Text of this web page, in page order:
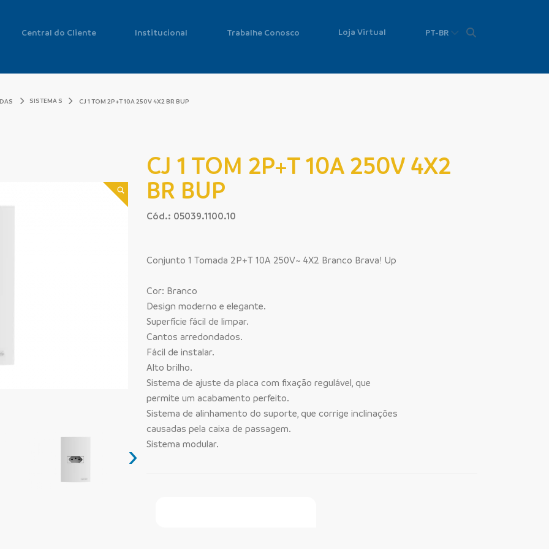
Central do Cliente Institucional Trabalhe Conosco Loja Virtual PT-BR
SISTEMA S CJ 1 TOM 2P+T 10A 250V 4X2 BR BUP
›
CJ 1 TOM 2P+T 10A 250V 4X2
BR BUP
Cód.: 05039.1100.10
Conjunto 1 Tomada 2P+T 10A 250V~ 4X2 Branco Brava! Up
Cor: Branco
Design moderno e elegante.
Superfície fácil de limpar.
Cantos arredondados.
Fácil de instalar.
Alto brilho.
Sistema de ajuste da placa com fixação regulável, que
permite um acabamento perfeito.
Sistema de alinhamento do suporte, que corrige inclinações
causadas pela caixa de passagem.
Sistema modular.